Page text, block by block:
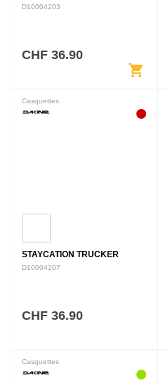
D10004203
CHF 36.90
shopping_cart
Casquettes
STAYCATION TRUCKER
D10004207
CHF 36.90
Casquettes